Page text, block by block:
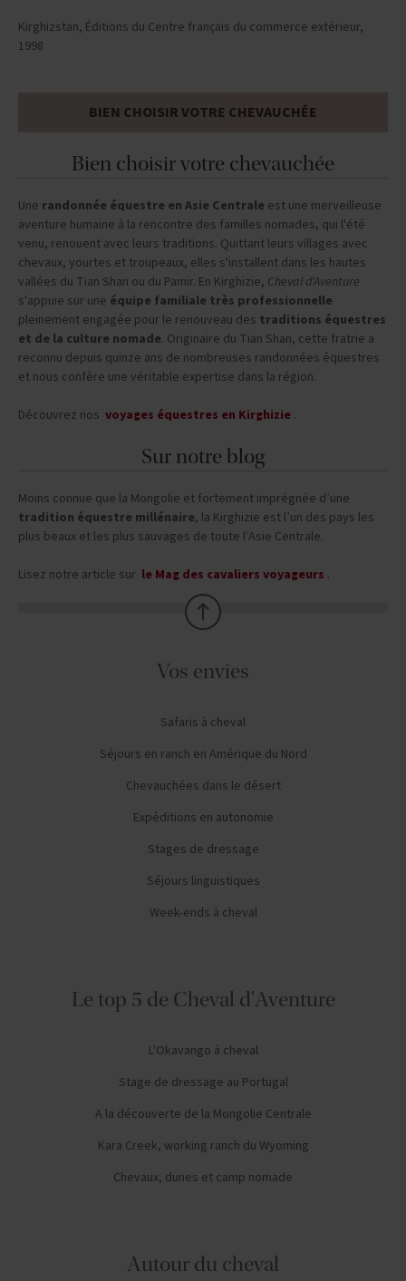
Kirghizstan, Éditions du Centre français du commerce extérieur,
1998
BIEN CHOISIR VOTRE CHEVAUCHÉE
Bien choisir votre chevauchée
Une randonnée équestre en Asie Centrale est une merveilleuse
aventure humaine à la rencontre des familles nomades, qui l'été
venu, renouent avec leurs traditions. Quittant leurs villages avec
chevaux, yourtes et troupeaux, elles s'installent dans les hautes
vallées du Tian Shan ou du Pamir. En Kirghizie, Cheval d'Aventure
s'appuie sur une équipe familiale très professionnelle
pleinement engagée pour le renouveau des traditions équestres
et de la culture nomade. Originaire du Tian Shan, cette fratrie a
reconnu depuis quinze ans de nombreuses randonnées équestres
et nous confère une véritable expertise dans la région.
Découvrez nos voyages équestres en Kirghizie .
Sur notre blog
Moins connue que la Mongolie et fortement imprégnée d’une
tradition équestre millénaire, la Kirghizie est l’un des pays les
plus beaux et les plus sauvages de toute l’Asie Centrale.
Lisez notre article sur le Mag des cavaliers voyageurs .
Vos envies
Safaris à cheval
Séjours en ranch en Amérique du Nord
Chevauchées dans le désert
Expéditions en autonomie
Stages de dressage
Séjours linguistiques
Week-ends à cheval
Le top 5 de Cheval d'Aventure
L'Okavango à cheval
Stage de dressage au Portugal
A la découverte de la Mongolie Centrale
Kara Creek, working ranch du Wyoming
Chevaux, dunes et camp nomade
Autour du cheval